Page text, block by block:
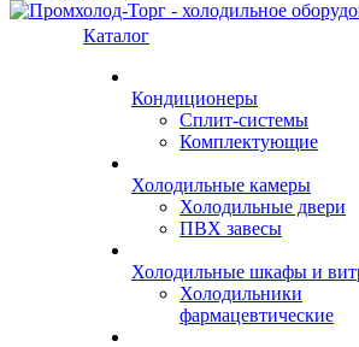
Каталог
Кондиционеры
Сплит-системы
Комплектующие
Холодильные камеры
Холодильные двери
ПВХ завесы
Холодильные шкафы и
Холодильники
фармацевтические